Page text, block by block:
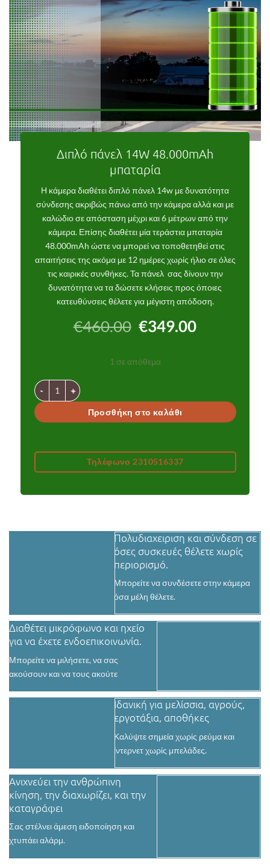
Διπλό πάνελ 14W 48.000mAh
μπαταρία
Η κάμερα διαθέτει διπλό πάνελ 14w με δυνατότητα
σύνδεσης ακριβώς πάνω από την κάμερα αλλά και με
καλώδιο σε απόσταση μέχρι και 6 μέτρων από την
κάμερα. Επίσης διαθέτει μία τεράστια μπαταρία
48.000mAh ώστε να μπορεί να τοποθετηθεί στις
απαιτήσεις της ακόμα με 12 ημέρες χωρίς ήλιο σε όλες
τις καιρικές συνθήκες. Τα πάνελ σας δίνουν την
δυνατότητα να τα δώσετε κλήσεις προς όποιες
κατευθύνσεις θέλετε για μέγιστη απόδοση.
€460.00 Original
was:
€460.00.
€349.00Η
1 σε απόθεμα
4G κάμερα 10Mp με διπλό ηλιακό πάνελ και οπτικό ζούμ Χ99
Προσθήκη στο καλάθι
Τηλέφωνο 2310516337
Πολυδιαχειριση και σύνδεση σε
όσες συσκευές θέλετε χωρίς
περιορισμό.
Μπορείτε να συνδέσετε στην κάμερα
όσα μέλη θέλετε.
Διαθέτει μικρόφωνο και ηχείο
για να έχετε ενδοεπικοινωνία.
Μπορείτε να μιλήσετε, να σας
ακούσουν και να τους ακούτε
Iδανική για μελίσσια, αγρούς,
εργοτάξια, αποθήκες
Καλύψτε σημεία χωρίς ρεύμα και
ίντερνετ χωρίς μπελάδες.
Ανιχνεύει την ανθρώπινη
κίνηση, την διαχωρίζει, και την
καταγράφει
Σας στέλνει άμεση ειδοποίηση και
χτυπάει αλάρμ.